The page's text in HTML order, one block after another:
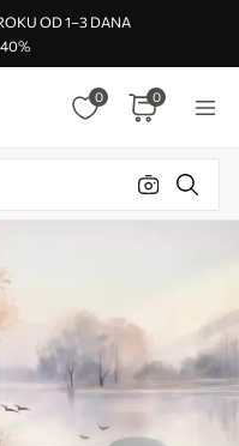
OD 1–3 DANA
0 0